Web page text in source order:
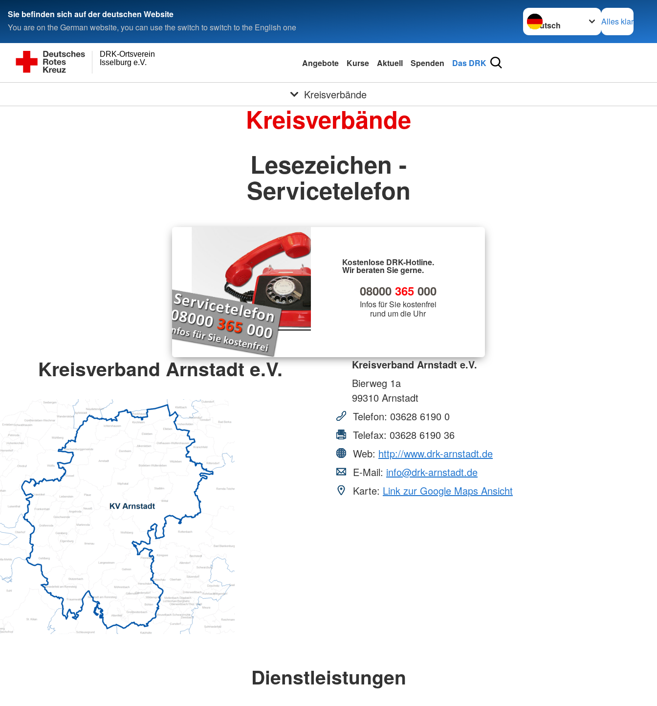
Sie befinden sich auf der deutschen Website
You are on the German website, you can use the switch to switch to the English one
Sprache wechseln zu
Alles klar
Isselburg e.V.
DRK-Ortsverein
Angebote Kurse Aktuell Spenden Das DRK
Kreisverbände
Kreisverbände
Lesezeichen -
Servicetelefon
Kostenlose DRK-Hotline.
Wir beraten Sie gerne.
08000 365000
Infos für Sie kostenfrei
rund um die Uhr
Kreisverband Arnstadt e.V.
Kreisverband Arnstadt e.V.
Bierweg 1a
99310 Arnstadt
Telefon: 03628 6190 0
Telefax: 03628 6190 36
Web: http://www.drk-arnstadt.de
E-Mail: info@drk-arnstadt.de
Karte: Link zur Google Maps Ansicht
Dienstleistungen